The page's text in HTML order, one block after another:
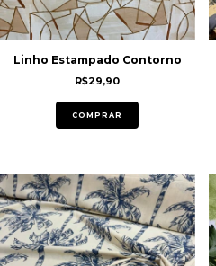
Linho Estampado Contorno
R$29,90
COMPRAR